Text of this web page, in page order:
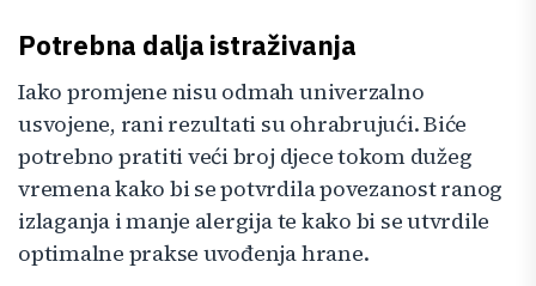
Potrebna dalja istraživanja
Iako promjene nisu odmah univerzalno
usvojene, rani rezultati su ohrabrujući. Biće
potrebno pratiti veći broj djece tokom dužeg
vremena kako bi se potvrdila povezanost ranog
izlaganja i manje alergija te kako bi se utvrdile
optimalne prakse uvođenja hrane.